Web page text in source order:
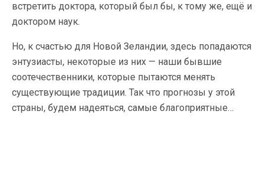
встретить доктора, который был бы, к тому же, ещё и
доктором наук.
Но, к счастью для Новой Зеландии, здесь попадаются
энтузиасты, некоторые из них — наши бывшие
соотечественники, которые пытаются менять
существующие традиции. Так что прогнозы у этой
страны, будем надеяться, самые благоприятные…